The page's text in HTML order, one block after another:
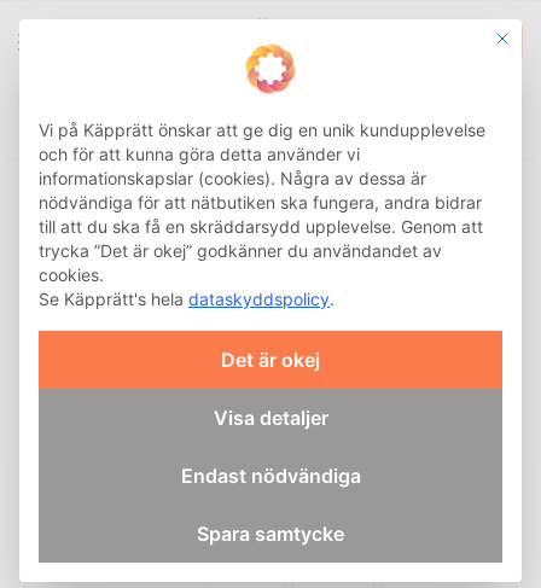
0
CLASSIC CANES
Classic Canes Doppsko Typ D
Koncentriska cirklar ger bra fäste
Utsvängd bas för stadigt stöd
kr
This
Vi på Käpprätt önskar att ge dig en unik kundupplevelse
och för att kunna göra detta använder vi
informationskapslar (cookies). Några av dessa är
nödvändiga för att nätbutiken ska fungera, andra bidrar
till att du ska få en skräddarsydd upplevelse. Genom att
trycka ”Det är okej” godkänner du användandet av
cookies.
Se Käpprätt's hela dataskyddspolicy.
Det är okej
Visa detaljer
Endast nödvändiga
Spara samtycke